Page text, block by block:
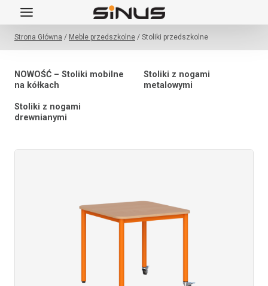
Przejdź
do
treściStrona Główna / Meble przedszkolne / Stoliki przedszkolne
NOWOŚĆ – Stoliki mobilne
na kółkach
Stoliki z nogami
drewnianymi
Stoliki z nogami
metalowymi